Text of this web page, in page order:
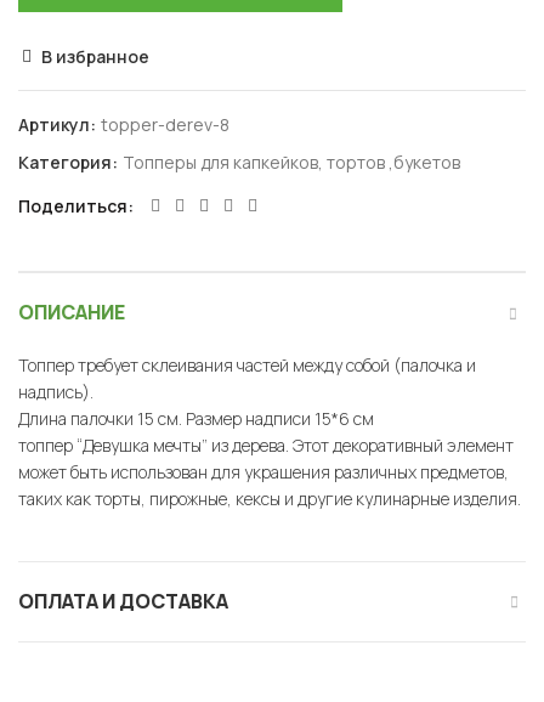
В избранное
Артикул: topper-derev-8
Категория: Топперы для капкейков, тортов ,букетов
Поделиться
ОПИСАНИЕ
Топпер требует склеивания частей между собой (палочка и
надпись).
Длина палочки 15 см. Размер надписи 15*6 см
топпер “Девушка мечты” из дерева. Этот декоративный элемент
может быть использован для украшения различных предметов,
таких как торты, пирожные, кексы и другие кулинарные изделия.
ОПЛАТА И ДОСТАВКА